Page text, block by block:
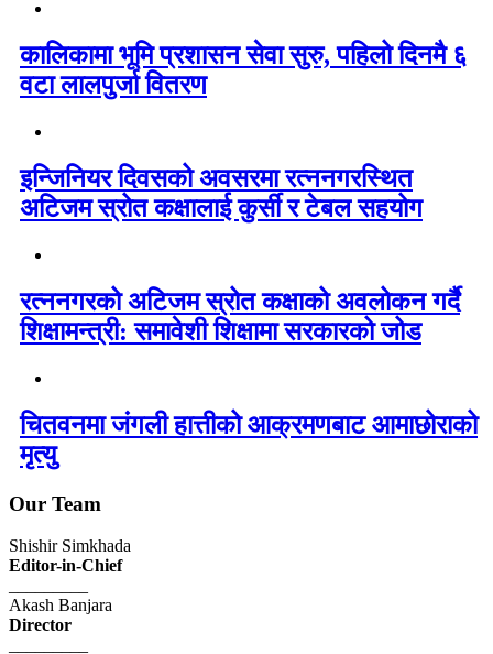
कालिकामा भूमि प्रशासन सेवा सुरु, पहिलो दिनमै ६
वटा लालपुर्जा वितरण
इन्जिनियर दिवसको अवसरमा रत्ननगरस्थित
अटिजम स्रोत कक्षालाई कुर्सी र टेबल सहयोग
रत्ननगरको अटिजम स्रोत कक्षाको अवलोकन गर्दै
शिक्षामन्त्री: समावेशी शिक्षामा सरकारको जोड
चितवनमा जंगली हात्तीको आक्रमणबाट आमाछोराको
मृत्यु
Our Team
Shishir Simkhada
Editor-in-Chief
Akash Banjara
Director